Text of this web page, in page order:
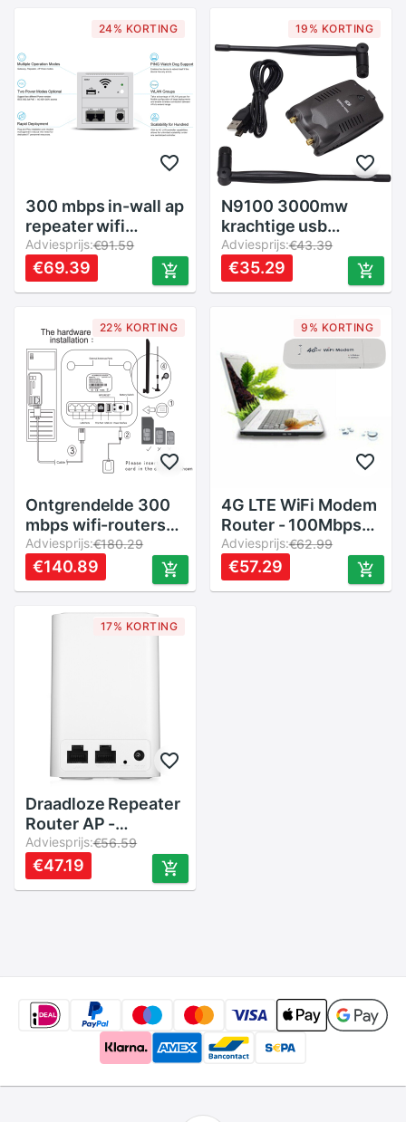
24% KORTING
300 mbps in-wall ap
repeater wifi
stopcontact router
toegangspunt
draadloos rj45 220v
router
Adviesprijs:€91.59
€69.39
19% KORTING
N9100 3000mw
krachtige usb
draadloze adapter
beini gratis internet
draadloze
adapter ralink 3070
dubbele antenne
Adviesprijs:€43.39
€35.29
22% KORTING
Ontgrendelde 300
mbps wifi-routers
3g/4g lte mobiele
router met wan/lan
usb 2.0 -poorts
draadloze router
Adviesprijs:€180.29
€140.89
9% KORTING
4G LTE WiFi Modem
Router - 100Mbps
USB Mobiele WiFi
Hotspot - Draagbare
Pocket WiFi
Adviesprijs:€62.99
€57.29
17% KORTING
Draadloze Repeater
Router AP -
300Mbps - EU
Stekker - Wit ABS -
Vergroot Wi-Fi
Adviesprijs:€56.59
€47.19